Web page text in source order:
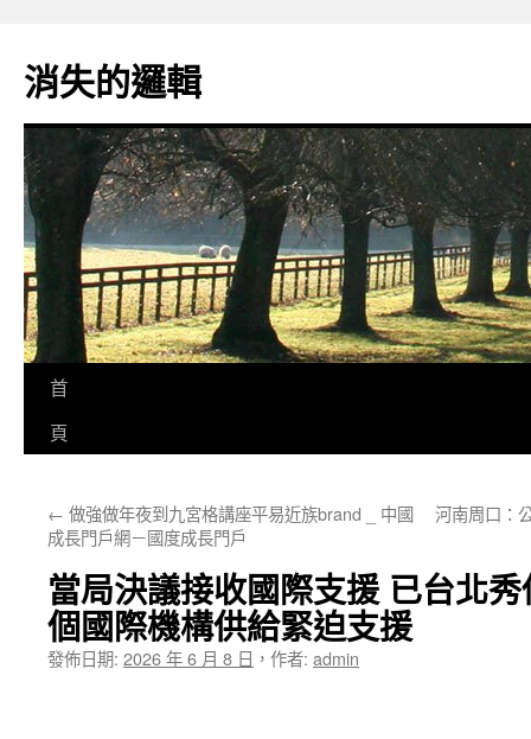
主
要
消失的邏輯
首
頁
← 做強做年夜到九宮格講座平易近族brand _ 中國
成長門戶網－國度成長門戶
河南周口：
當局決議接收國際支援 已台北
個國際機構供給緊迫支援
發佈日期: 2026 年 6 月 8 日 ， 作者: admin